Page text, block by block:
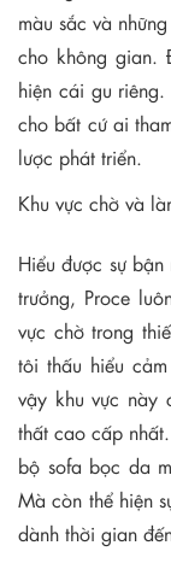
màu sắc và
cho không gian.
hiện cái gu
cho bất cứ ai
lược phát triển.
Khu vực chờ và
Hiểu được sự
trưởng, Proce
vực chờ trong
tôi thấu hiểu
vậy khu vực này
thất cao cấp
bộ sofa bọc da
Mà còn thể hiện
dành thời gian